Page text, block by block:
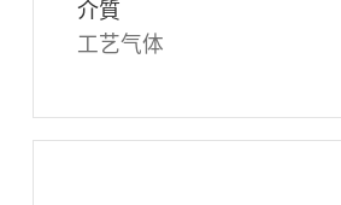
介質
工艺气体